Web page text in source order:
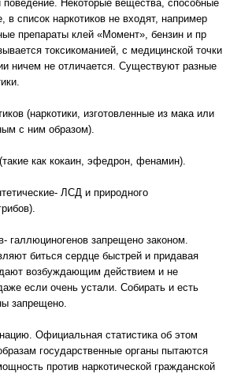
Некоторые вещества, способные
в список наркотиков не входят, например
препараты клей «Момент», бензин и пр
токсикоманией, с медицинской точки
ничем не отличается. Существуют разные
(наркотики, изготовленные из мака или
с ним образом).
как кокаин, эфедрон, фенамин).
ЛСД и природного
галлюциногенов запрещено законом.
биться сердце быстрей и придавая
возбуждающим действием и не
если очень устали. Собирать и есть
запрещено.
Официальная статистика об этом
государственные органы пытаются
против наркотической гражданской